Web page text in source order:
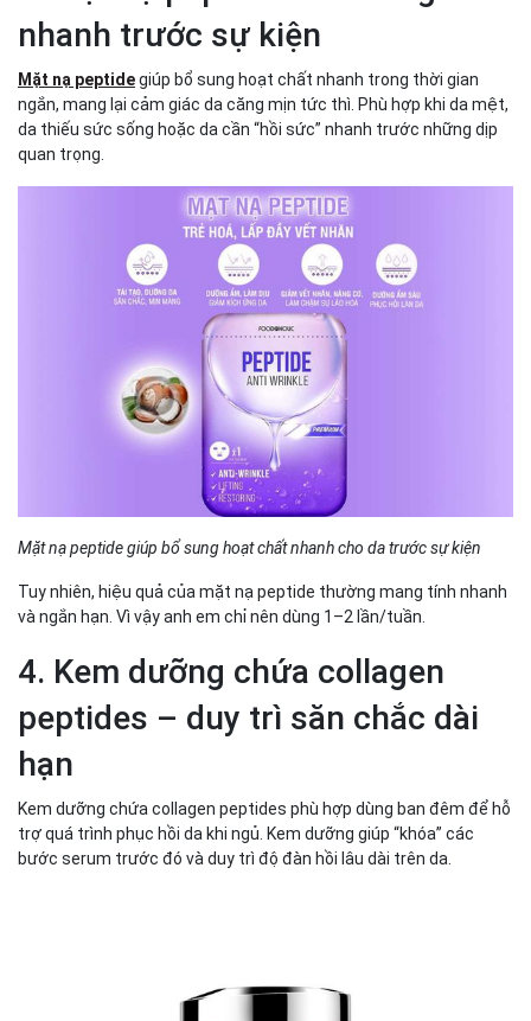
nhanh trước sự kiện
Mặt nạ peptidegiúp bổ sung hoạt chất nhanh trong thời gian
ngắn, mang lại cảm giác da căng mịn tức thì. Phù hợp khi da mệt,
da thiếu sức sống hoặc da cần “hồi sức” nhanh trước những dịp
quan trọng.
Mặt nạ peptide giúp bổ sung hoạt chất nhanh cho da trước sự kiện
Tuy nhiên, hiệu quả của mặt nạ peptide thường mang tính nhanh
và ngắn hạn. Vì vậy anh em chỉ nên dùng 1–2 lần/tuần.
4. Kem dưỡng chứa collagen
peptides – duy trì săn chắc dài
hạn
Kem dưỡng chứa collagen peptides phù hợp dùng ban đêm để hỗ
trợ quá trình phục hồi da khi ngủ. Kem dưỡng giúp “khóa” các
bước serum trước đó và duy trì độ đàn hồi lâu dài trên da.